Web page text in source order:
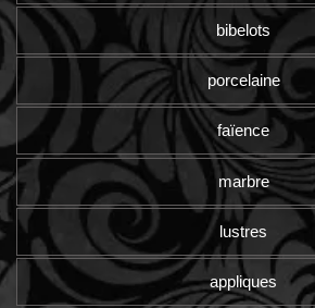
bibelots
porcelaine
faïence
marbre
lustres
appliques